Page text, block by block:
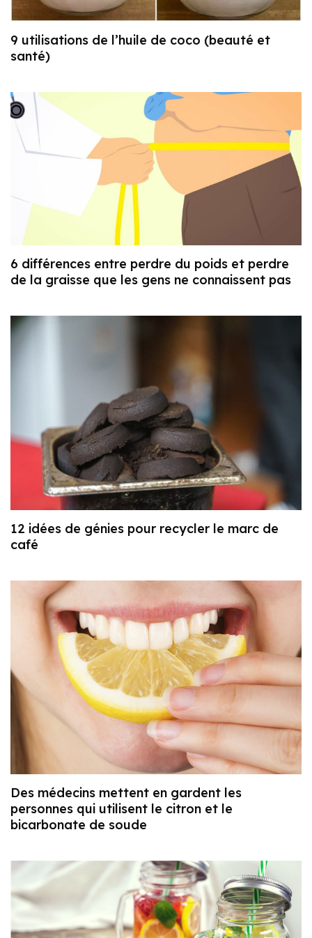
9 utilisations de l’huile de coco (beauté et
santé)
6 différences entre perdre du poids et perdre
de la graisse que les gens ne connaissent pas
12 idées de génies pour recycler le marc de
café
Des médecins mettent en gardent les
personnes qui utilisent le citron et le
bicarbonate de soude